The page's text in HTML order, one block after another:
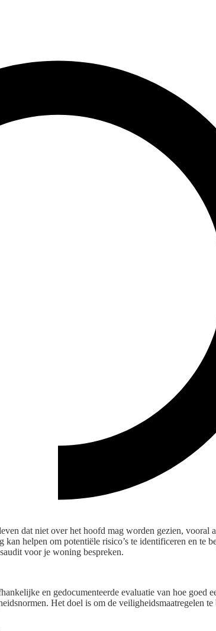
dat niet over het hoofd mag worden gezien, vooral
helpen om potentiële risico’s te identificeren en te
voor je woning bespreken.
en gedocumenteerde evaluatie van hoe goed
Het doel is om de veiligheidsmaatregelen te